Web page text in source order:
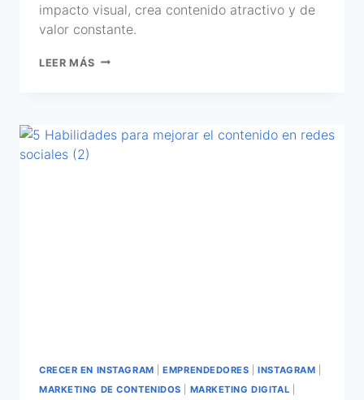
impacto visual, crea contenido atractivo y de
valor constante.
LEER MÁS
CRECER EN INSTAGRAM |EMPRENDEDORES |INSTAGRAM
MARKETING DE CONTENIDOS
MARKETING DIGITAL